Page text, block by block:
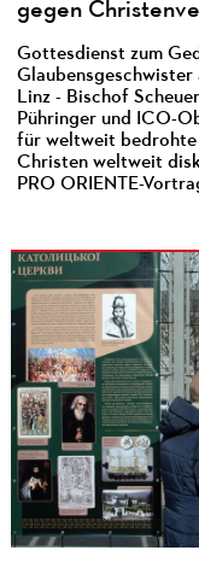
gegen
Gottesdienst zum
Glaubensgeschwister
Linz - Bischof
Pühringer und ICO-
für weltweit bedrohte
Christen weltweit
PRO ORIENTE-